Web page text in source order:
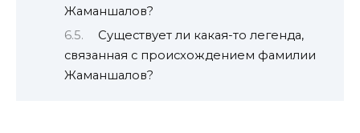
Жаманшалов?
Существует ли какая-то легенда,
связанная с происхождением фамилии
Жаманшалов?